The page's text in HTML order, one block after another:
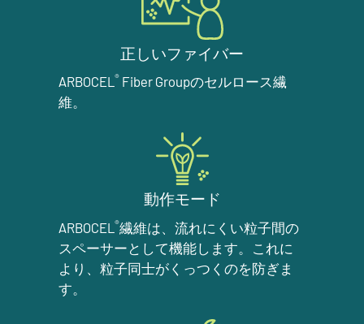
正しいファイバー
ARBOCEL ® Fiber Groupのセルロース繊
維。
動作モード
ARBOCEL ®繊維は、流れにくい粒子間の
スペーサーとして機能します。これに
より、粒子同士がくっつくのを防ぎま
す。